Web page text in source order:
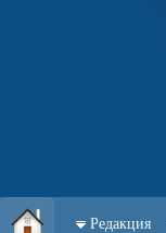
Редакция